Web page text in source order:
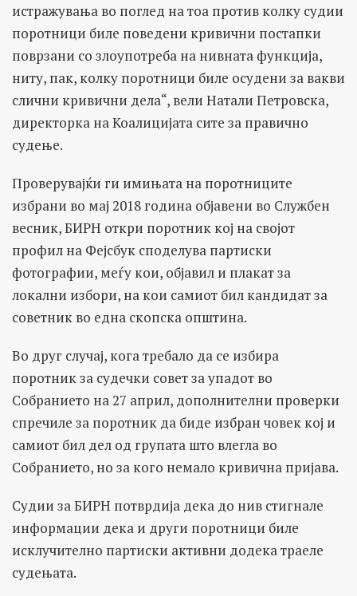
истражувања во поглед на тоа против колку судии
поротници биле поведени кривични постапки
поврзани со злоупотреба на нивната функција,
ниту, пак, колку поротници биле осудени за вакви
слични кривични дела“, вели Натали Петровска,
директорка на Коалицијата сите за правично
судење.
Проверувајќи ги имињата на поротниците
избрани во мај 2018 година објавени во Службен
весник, БИРН откри поротник кој на својот
профил на Фејсбук споделува партиски
фотографии, меѓу кои, објавил и плакат за
локални избори, на кои самиот бил кандидат за
советник во една скопска општина.
Во друг случај, кога требало да се избира
поротник за судечки совет за упадот во
Собранието на 27 април, дополнителни проверки
спречиле за поротник да биде избран човек кој и
самиот бил дел од групата што влегла во
Собранието, но за кого немало кривична пријава.
Судии за БИРН потврдија дека до нив стигнале
информации дека и други поротници биле
исклучително партиски активни додека траеле
судењата.